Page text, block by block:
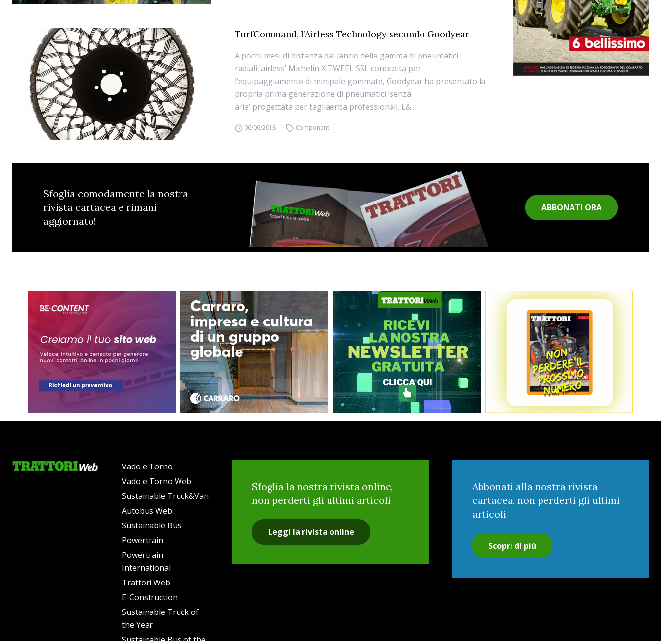
TurfCommand, l’Airless Technology secondo Goodyear
A pochi mesi di distanza dal lancio della gamma di pneumatici
radiali ‘airless’ Michelin X TWEEL SSL concepita per
l’equipaggiamento di minipale gommate, Goodyear ha presentato la
propria prima generazione di pneumatici ‘senza
aria’ progettata per tagliaerba professionali. L&...
06/06/2018 Componenti
Sfoglia comodamente la nostra
rivista cartacea e rimani
aggiornato!
ABBONATI ORA
Vado e Torno
Vado e Torno Web
Sustainable Truck&Van
Autobus Web
Sustainable Bus
Powertrain
Powertrain
International
Trattori Web
E-Construction
Sustainable Truck of
the Year
Sfoglia la nostra rivista online,
non perderti gli ultimi articoli
Leggi la rivista online
Abbonati alla nostra rivista
cartacea, non perderti gli ultimi
articoli
Scopri di più